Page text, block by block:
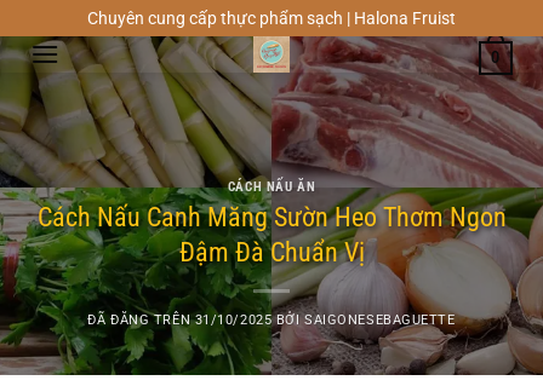
đến
dung
Chuyên cung cấp thực phẩm sạch | Halona Fruist
0
CÁCH NẤU ĂN
Cách Nấu Canh Măng Sườn Heo Thơm Ngon
Đậm Đà Chuẩn Vị
ĐÃ ĐĂNG TRÊN31/10/2025 BỞISAIGONESEBAGUETTE